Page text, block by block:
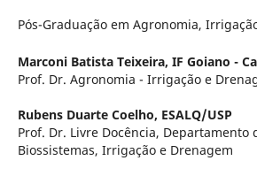
Pós-Graduação em Agronomia,
Marconi Batista Teixeira, IF Goiano -
Prof. Dr. Agronomia - Irrigação e
Rubens Duarte Coelho, ESALQ/USP
Prof. Dr. Livre Docência, Departamento
Biossistemas, Irrigação e Drenagem